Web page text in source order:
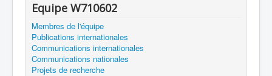
Equipe W710602
Membres de l'équipe
Publications internationales
Communications internationales
Communications nationales
Projets de recherche